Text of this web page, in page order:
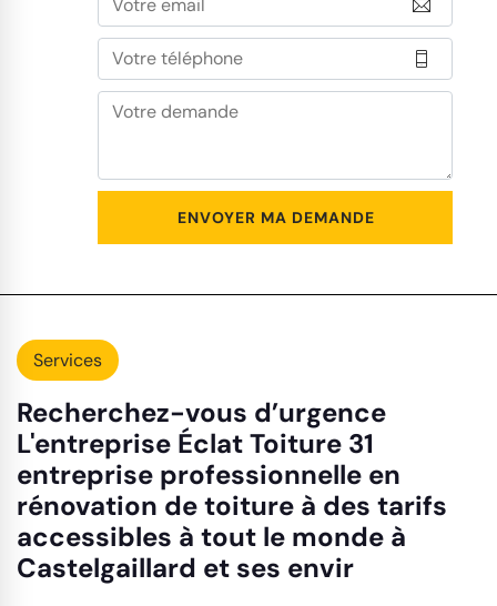
Services
Recherchez-vous d’urgence
L'entreprise Éclat Toiture 31
entreprise professionnelle en
rénovation de toiture à des tarifs
accessibles à tout le monde à
Castelgaillard et ses envir